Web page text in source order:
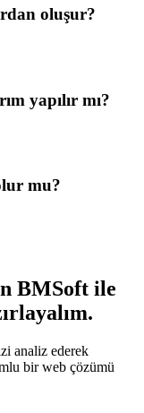
oluşur?
yapılır mı?
mu?
BMSoft ile
analiz ederek
bir web çözümü